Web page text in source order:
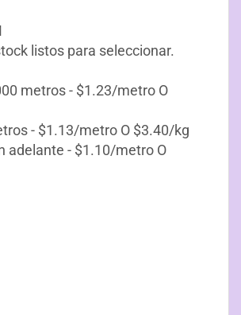
listos para seleccionar.
metros - $1.23/metro O
- $1.13/metro O $3.40/kg
adelante - $1.10/metro O